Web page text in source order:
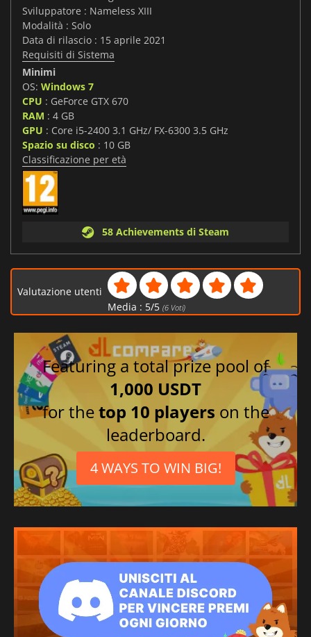
Sviluppatore : Nameless XIII
Modalità : Solo
Data di rilascio : 15 aprile 2021
Requisiti di Sistema
Minimi
OS: Windows 7
CPU : GeForce GTX 670
RAM : 4 GB
GPU : Core i5-2400 3.1 GHz/ FX-6300 3.5 GHz
Spazio su disco : 10 GB
Classificazione per età
58 Achievements di Steam
Valutazione utenti
Media : 5/5 (6Voti)
Featuring a total prize pool of
1,000 USDT
for thetop 10 players on the
leaderboard.
4 WAYS TO WIN BIG!